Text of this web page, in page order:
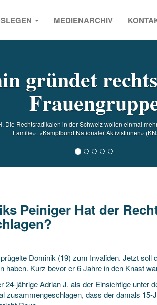
MEDIENARCHIV
gründet
Die Rechtsradikalen in der Schweiz wollen einmal
Familie». «Kampfbund Nationaler Aktivistinnen»
Peiniger Hat der
Dominik (19) zum Invaliden. Jetzt
haben. Kurz bevor er 6 Jahre in den Knast
24-jährige Adrian J. als der Einsichtige unter
zusammengeschlagen, dass der damals